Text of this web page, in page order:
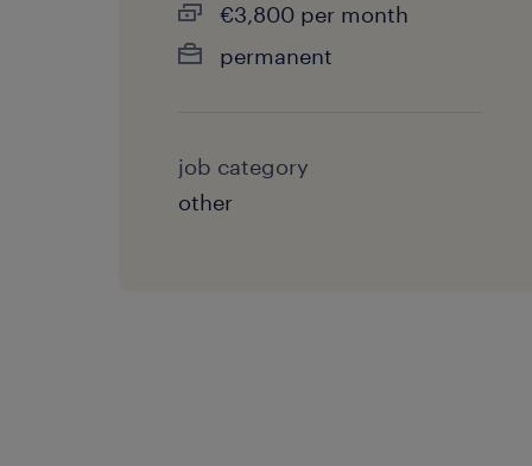
€3,800 per month
permanent
job category
other